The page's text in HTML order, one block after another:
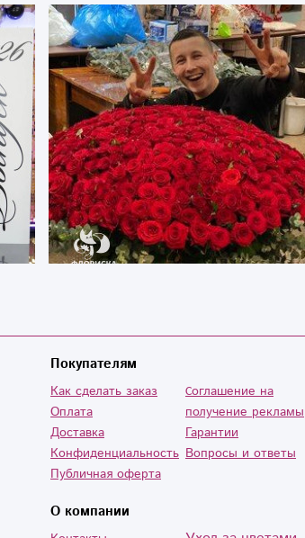
Покупателям
Как сделать заказ
Оплата
Доставка
Конфиденциальность
Публичная оферта
Cоглашение на
получение рекламы
Гарантии
Вопросы и ответы
О компании